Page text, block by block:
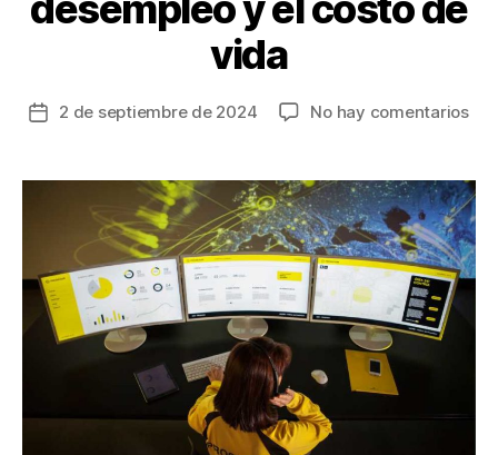
vida
Fecha
entrada
2 de septiembre de 2024 No hay comentariosen
les
la